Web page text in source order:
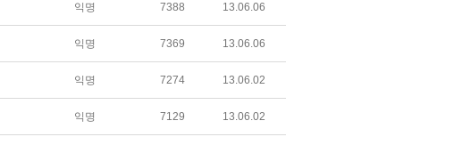
익명 7388 13.06.06
익명 7369 13.06.06
익명 7274 13.06.02
익명 7129 13.06.02